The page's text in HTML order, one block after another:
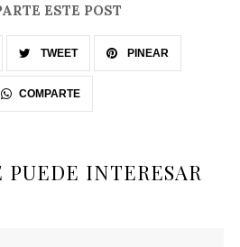
ESTE POST
TWEET PINEAR
COMPARTE
INTERESAR